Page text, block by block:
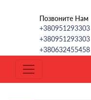
Позвоните Нам
+380951293303
+380951293303
+380632455458